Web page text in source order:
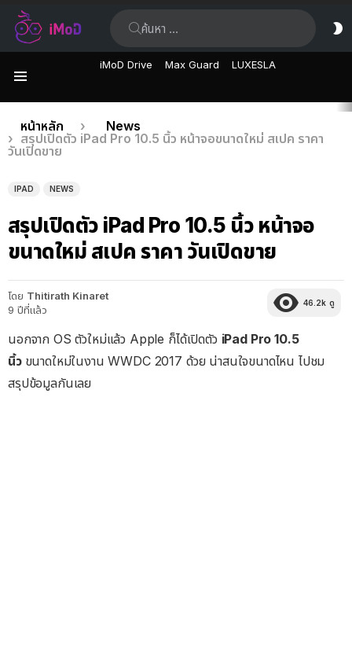
iMoD Drive Max Guard LUXESLA
เรื่อง
ล่าสุด
คุณอยู่ที่นี่:
หน้าหลัก
News
สรุปเปิดตัว iPad Pro 10.5 นิ้ว หน้าจอขนาดใหม่ สเปค ราคา
วันเปิดขาย
IPAD NEWS
สรุปเปิดตัว iPad Pro 10.5 นิ้ว หน้าจอ
ขนาดใหม่ สเปค ราคา วันเปิดขาย
โดย Thitirath Kinaret
9 ปีที่แล้ว
46.2k ดู
นอกจาก OS ตัวใหม่แล้ว Apple ก็ได้เปิดตัว iPad Pro 10.5
นิ้ว ขนาดใหม่ในงาน WWDC 2017 ด้วย น่าสนใจขนาดไหน ไปชม
สรุปข้อมูลกันเลย